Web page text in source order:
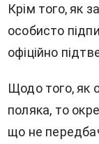
Крім того, як
особисто
офіційно
Щодо того, як
поляка, то
що не